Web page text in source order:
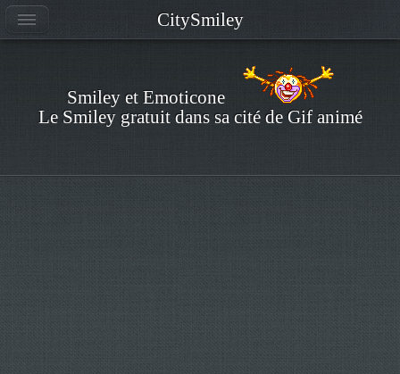
Smiley et Emoticone
Le Smiley gratuit dans sa cité de Gif animé
CitySmiley